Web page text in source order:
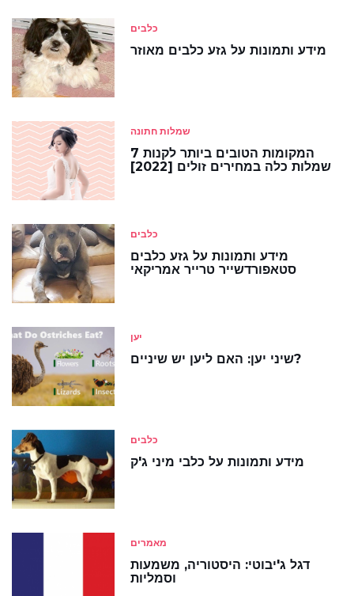
כלבים
מידע ותמונות על גזע כלבים מאוזר
שמלות חתונה
7 המקומות הטובים ביותר לקנות
שמלות כלה במחירים זולים [2022]
כלבים
מידע ותמונות על גזע כלבים
סטאפורדשייר טרייר אמריקאי
יען
שיני יען: האם ליען יש שיניים?
כלבים
מידע ותמונות על כלבי מיני ג'ק
מאמרים
דגל ג'יבוטי: היסטוריה, משמעות
וסמליות